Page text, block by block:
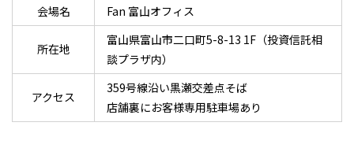
会場名 Fan 富山オフィス
所在地
富山県富山市二口町5-8-13 1F（投資信託相
談プラザ内）
アクセス
359号線沿い黒瀬交差点そば
店舗裏にお客様専用駐車場あり